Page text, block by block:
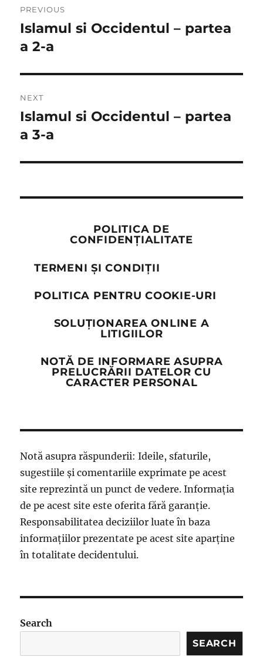
navigation
PREVIOUS
Previous
post:
Islamul si Occidentul – partea
a 2-a
NEXT
Next
post:
Islamul si Occidentul – partea
a 3-a
POLITICA DE
CONFIDENȚIALITATE
TERMENI ȘI CONDIȚII
POLITICA PENTRU COOKIE-URI
SOLUȚIONAREA ONLINE A
LITIGIILOR
NOTĂ DE INFORMARE ASUPRA
PRELUCRĂRII DATELOR CU
CARACTER PERSONAL
Notă asupra răspunderii: Ideile, sfaturile,
sugestiile și comentariile exprimate pe acest
site reprezintă un punct de vedere. Informația
de pe acest site este oferita fără garanție.
Responsabilitatea deciziilor luate în baza
informațiilor prezentate pe acest site aparține
în totalitate decidentului.
Search
SEARCH